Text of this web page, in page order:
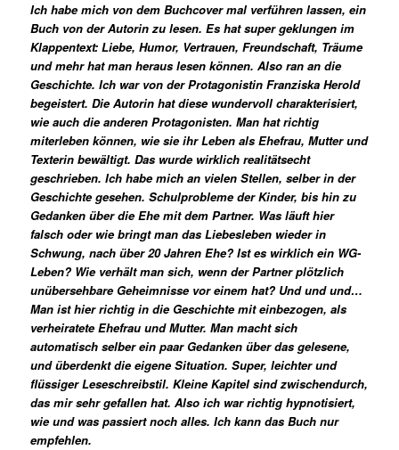
Ich habe mich von dem Buchcover mal verführen lassen, ein
Buch von der Autorin zu lesen. Es hat super geklungen im
Klappentext: Liebe, Humor, Vertrauen, Freundschaft, Träume
und mehr hat man heraus lesen können. Also ran an die
Geschichte. Ich war von der Protagonistin Franziska Herold
begeistert. Die Autorin hat diese wundervoll charakterisiert,
wie auch die anderen Protagonisten. Man hat richtig
miterleben können, wie sie ihr Leben als Ehefrau, Mutter und
Texterin bewältigt. Das wurde wirklich realitätsecht
geschrieben. Ich habe mich an vielen Stellen, selber in der
Geschichte gesehen. Schulprobleme der Kinder, bis hin zu
Gedanken über die Ehe mit dem Partner. Was läuft hier
falsch oder wie bringt man das Liebesleben wieder in
Schwung, nach über 20 Jahren Ehe? Ist es wirklich ein WG-
Leben? Wie verhält man sich, wenn der Partner plötzlich
unübersehbare Geheimnisse vor einem hat? Und und und…
Man ist hier richtig in die Geschichte mit einbezogen, als
verheiratete Ehefrau und Mutter. Man macht sich
automatisch selber ein paar Gedanken über das gelesene,
und überdenkt die eigene Situation. Super, leichter und
flüssiger Leseschreibstil. Kleine Kapitel sind zwischendurch,
das mir sehr gefallen hat. Also ich war richtig hypnotisiert,
wie und was passiert noch alles. Ich kann das Buch nur
empfehlen.